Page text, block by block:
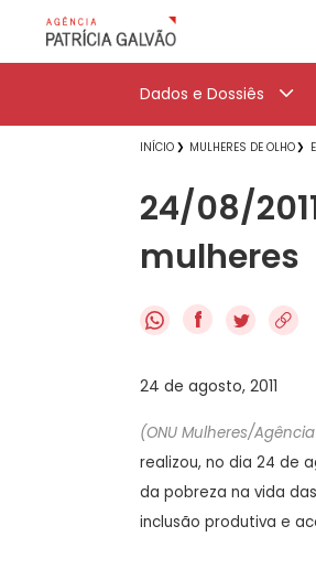
Dados e Dossiês
INÍCIO MULHERES DE OLHO
24/08/
mulheres
f
24 de agosto, 2011
(ONU Mulheres/
realizou, no dia 24 de
da pobreza na vida
inclusão produtiva e